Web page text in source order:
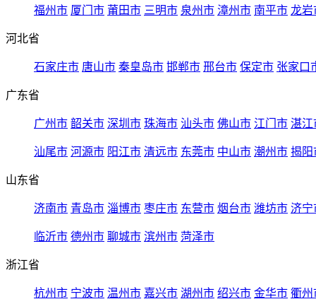
福州市 厦门市 莆田市 三明市 泉州市 漳州市 南平市 龙岩
河北省
石家庄市 唐山市 秦皇岛市 邯郸市 邢台市 保定市 张家口
广东省
广州市 韶关市 深圳市 珠海市 汕头市 佛山市 江门市 湛江
汕尾市 河源市 阳江市 清远市 东莞市 中山市 潮州市 揭阳
山东省
济南市 青岛市 淄博市 枣庄市 东营市 烟台市 潍坊市 济宁
临沂市 德州市 聊城市 滨州市 菏泽市
浙江省
杭州市 宁波市 温州市 嘉兴市 湖州市 绍兴市 金华市 衢州